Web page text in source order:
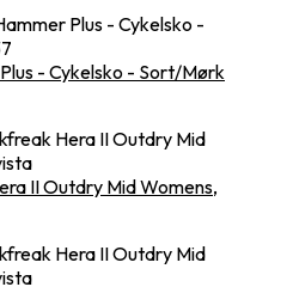
- Cykelsko - Sort/Mørk
II Outdry Mid Womens,